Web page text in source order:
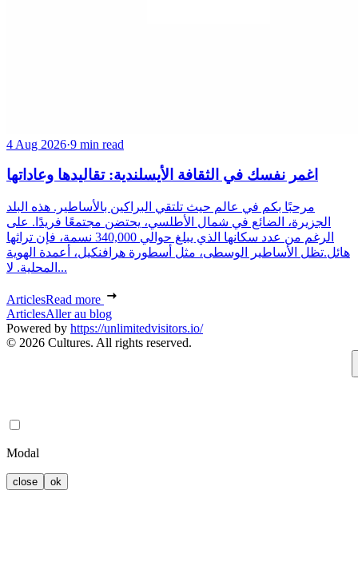
4 Aug 2026·9 min read
اغمر نفسك في الثقافة الأيسلندية: تقاليدها وعاداتها
مرحبًا بكم في عالم حيث تلتقي البراكين بالأساطير. هذه البلد
الجزيرة، الضائع في شمال الأطلسي، يحتضن مجتمعًا فريدًا. على
الرغم من عدد سكانها الذي يبلغ حوالي 340,000 نسمة، فإن تراثها
هائل.تظل الأساطير الوسطى، مثل أسطورة هرافنكيل، أعمدة الهوية
المحلية. لا...
ArticlesRead more
ArticlesAller au blog
Powered by https://unlimitedvisitors.io/
© 2026 Cultures. All rights reserved.
Modal
close ok